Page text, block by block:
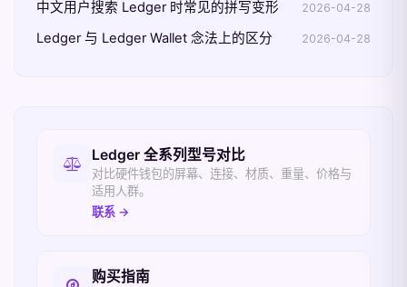
中文用户搜索 Ledger 时常见的拼写变形 2026-04-28
Ledger 与 Ledger Wallet 念法上的区分 2026-04-28
相关入口
Ledger 全系列型号对比
对比硬件钱包的屏幕、连接、材质、重量、价格与
适用人群。
联系 →
购买指南